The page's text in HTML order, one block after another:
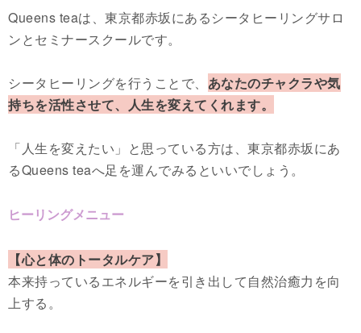
Queens teaは、東京都赤坂にあるシータヒーリングサロ
ンとセミナースクールです。
シータヒーリングを行うことで、 あなたのチャクラや気
持ちを活性させて、人生を変えてくれます。
「人生を変えたい」と思っている方は、東京都赤坂にあ
るQueens teaへ足を運んでみるといいでしょう。
ヒーリングメニュー
【心と体のトータルケア】
本来持っているエネルギーを引き出して自然治癒力を向
上する。